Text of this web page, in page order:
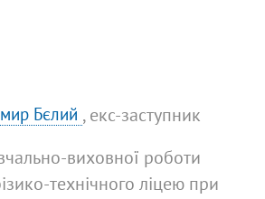
Бєлий , екс-заступник
виховної роботи
технічного ліцею при